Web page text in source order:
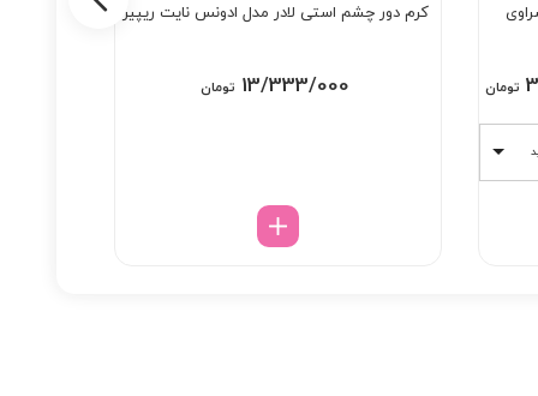
تومانPrice
range:
through
کرم دور چشم استی لادر مدل ادونس نایت ریپیر
13/333/000 تومان